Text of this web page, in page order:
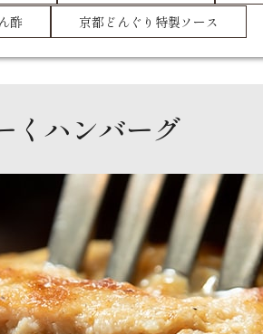
酢
京都どんぐり特製ソース
くハンバーグ